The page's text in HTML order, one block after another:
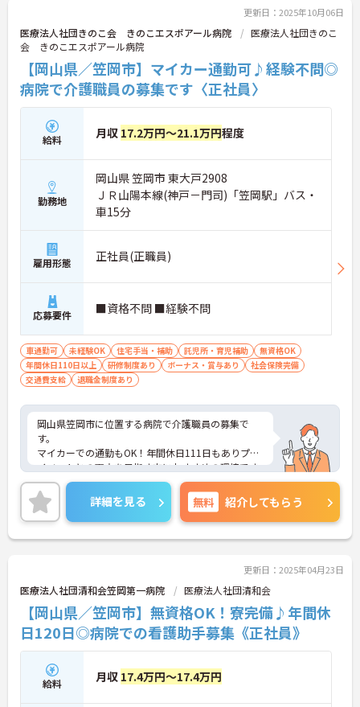
更新日：2025年10月06日
医療法人社団きのこ会 きのこエスポアール病院
医療法人社団きのこ
会 きのこエスポアール病院
【岡山県／笠岡市】マイカー通勤可♪経験不問◎
病院で介護職員の募集です〈正社員〉
給料 月収 17.2万円～21.1万円程度
勤務地
岡山県 笠岡市 東大戸2908
ＪＲ山陽本線(神戸－門司)「笠岡駅」バス・
車15分
雇用形態 正社員(正職員)
応募要件 ■資格不問 ■経験不問
車通勤可 未経験OK 住宅手当・補助 託児所・育児補助
無資格OK
年間休日110日以上
研修制度あり ボーナス・賞与あり
社会保険完備
交通費支給
退職金制度あり
岡山県笠岡市に位置する病院で介護職員の募集で
す。
マイカーでの通勤もOK！年間休日111日もありプラ
イベートとの両立を目指す方におすすめの環境です
◎介護業界のお仕事が初めての人でもチャレンジで
きる職場で、しっかりとしたフォロー体制で、経験
に関わらず安心してスタートできます。昇給や賞与
制度があり、頑張りが評価されてしっかりと職員に
還元されます。
ントもお伝えしますので是非ご応募お待ちしており
ます。
詳細を見る 無料 紹介してもらう
更新日：2025年04月23日
医療法人社団清和会笠岡第一病院 医療法人社団清和会
【岡山県／笠岡市】無資格OK！寮完備♪年間休
日120日◎病院での看護助手募集《正社員》
給料 月収 17.4万円～17.4万円